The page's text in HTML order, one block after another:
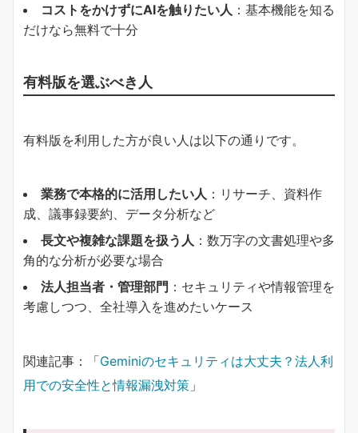
コストをかけずにAIを触りたい人 ：基本機能を知る
だけなら無料で十分
有料版を選ぶべき人
有料版を利用した方が良い人は以下の通りです。
業務で本格的に活用したい人 ：リサーチ、資料作
成、議事録要約、データ分析など
長文や複雑な課題を扱う人 ：数万字の文書処理や多
角的な分析が必要な場合
法人担当者・管理部門 ：セキュリティや情報管理を
考慮しつつ、全社導入を進めたいケース
関連記事：「Geminiのセキュリティは大丈夫？法人利
用での安全性と情報漏洩対策 」